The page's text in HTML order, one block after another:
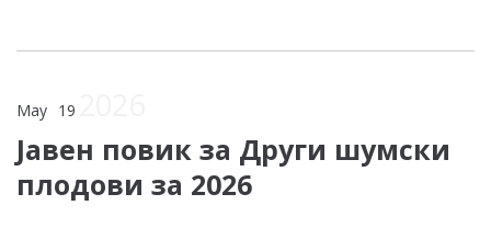
May 19
Јавен повик за Други шумски
плодови за 2026